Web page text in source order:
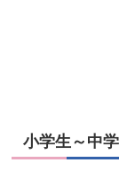
小学生～中